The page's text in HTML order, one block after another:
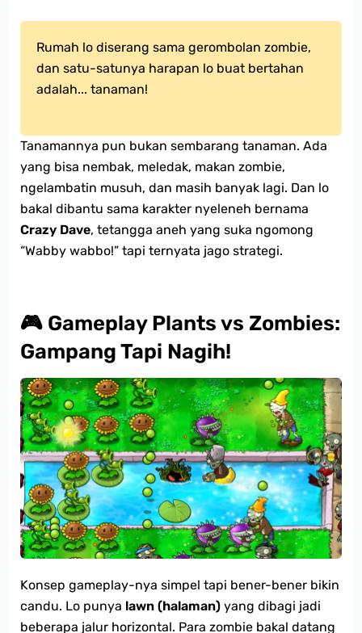
Rumah lo diserang sama gerombolan zombie,
dan satu-satunya harapan lo buat bertahan
adalah... tanaman!
Tanamannya pun bukan sembarang tanaman. Ada
yang bisa nembak, meledak, makan zombie,
ngelambatin musuh, dan masih banyak lagi. Dan lo
bakal dibantu sama karakter nyeleneh bernama
Crazy Dave, tetangga aneh yang suka ngomong
“Wabby wabbo!” tapi ternyata jago strategi.
🎮 Gameplay Plants vs Zombies:
Gampang Tapi Nagih!
Konsep gameplay-nya simpel tapi bener-bener bikin
candu. Lo punya lawn (halaman) yang dibagi jadi
beberapa jalur horizontal. Para zombie bakal datang